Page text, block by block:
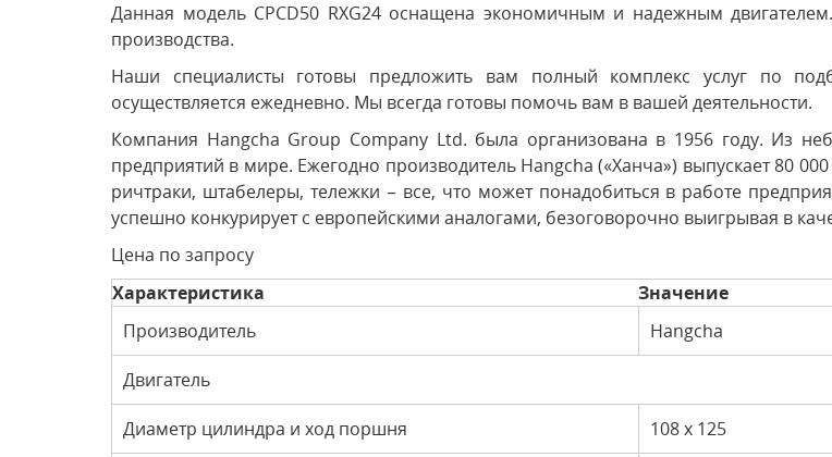
Данная модель CPCD50 RXG24 оснащена экономичным и надежным
производства.
Наши специалисты готовы предложить вам полный комплекс услуг по
осуществляется ежедневно. Мы всегда готовы помочь вам в вашей деятельности.
Компания Hangcha Group Company Ltd. была организована в 1956 году. Из
предприятий в мире. Ежегодно производитель Hangcha («Ханча») выпускает 80
ричтраки, штабелеры, тележки – все, что может понадобиться в работе
успешно конкурирует с европейскими аналогами, безоговорочно выигрывая в
Цена по запросу
Характеристика
Значение
Производитель
Hangcha
Двигатель
Диаметр цилиндра и ход поршня 108 x 125